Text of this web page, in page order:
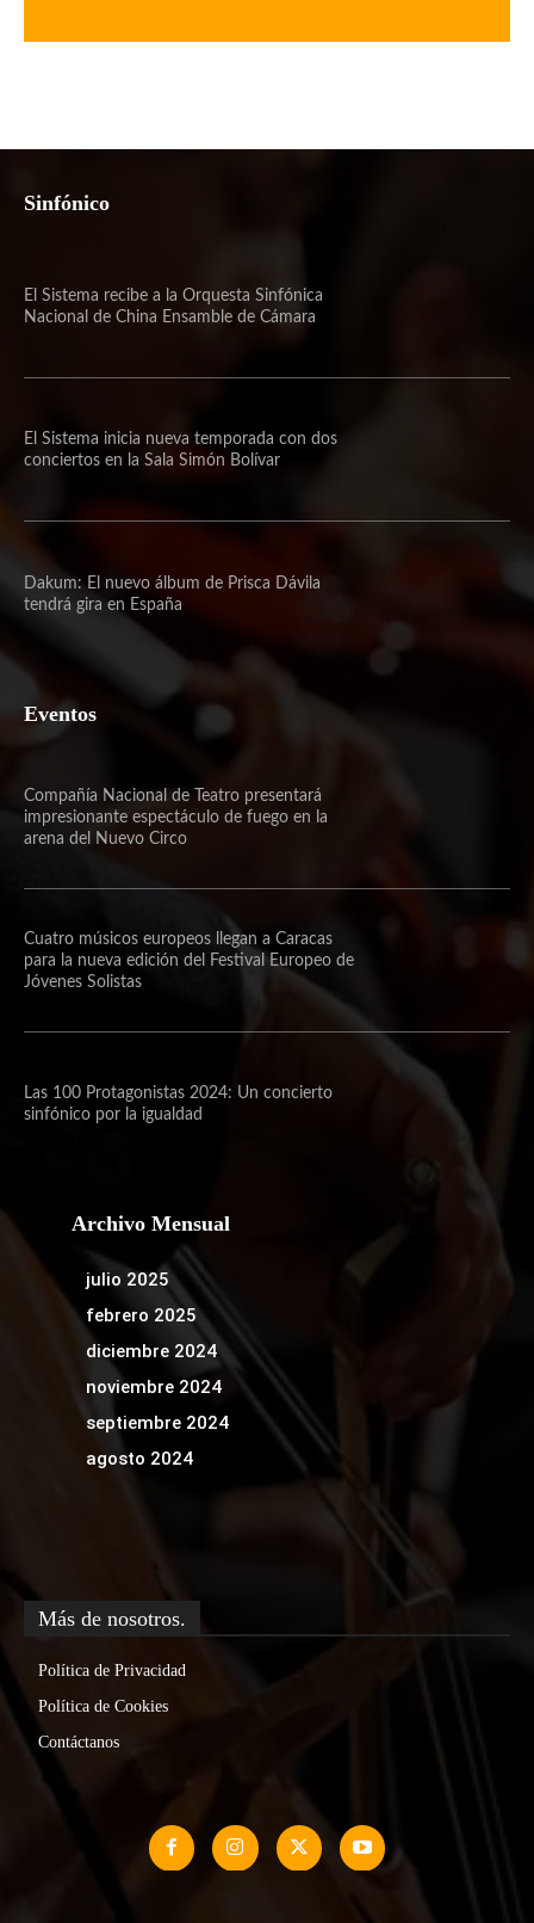
Sinfónico
El Sistema recibe a la Orquesta Sinfónica
Nacional de China Ensamble de Cámara
El Sistema inicia nueva temporada con dos
conciertos en la Sala Simón Bolívar
Dakum: El nuevo álbum de Prisca Dávila
tendrá gira en España
Eventos
Compañía Nacional de Teatro presentará
impresionante espectáculo de fuego en la
arena del Nuevo Circo
Cuatro músicos europeos llegan a Caracas
para la nueva edición del Festival Europeo de
Jóvenes Solistas
Las 100 Protagonistas 2024: Un concierto
sinfónico por la igualdad
Archivo Mensual
julio 2025
febrero 2025
diciembre 2024
noviembre 2024
septiembre 2024
agosto 2024
Más de nosotros.
Política de Privacidad
Política de Cookies
Contáctanos